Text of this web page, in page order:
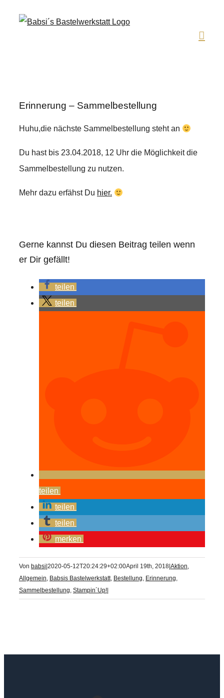
Erinnerung – Sammelbestellung
Huhu,die nächste Sammelbestellung steht an
Du hast bis 23.04.2018, 12 Uhr die Möglichkeit die
Sammelbestellung zu nutzen.
Mehr dazu erfähst Du hier.
Gerne kannst Du diesen Beitrag teilen wenn
er Dir gefällt!
teilen
teilen
teilen
teilen
teilen
merken
Von babsi|2020-05-12T20:24:29+02:00April 19th, 2018|Aktion,
Allgemein, Babsis Bastelwerkstatt, Bestellung, Erinnerung,
Sammelbestellung, Stampin´Up!|